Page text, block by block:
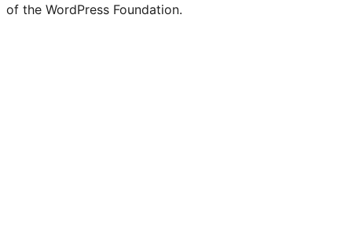
of the WordPress Foundation.